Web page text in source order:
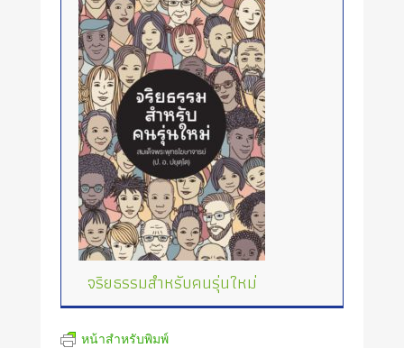
จริยธรรมสำหรับคนรุ่นใหม่
หน้าสำหรับพิมพ์